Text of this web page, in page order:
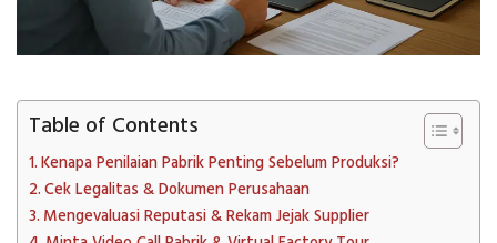
Table of Contents
Kenapa Penilaian Pabrik Penting Sebelum Produksi?
Cek Legalitas & Dokumen Perusahaan
Mengevaluasi Reputasi & Rekam Jejak Supplier